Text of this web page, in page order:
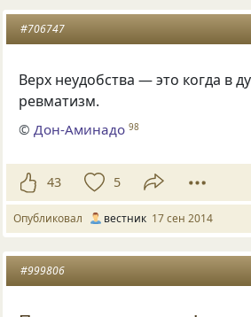
#706747
Верх неудобства — это когда в
ревматизм.
©Дон-Аминадо 98
43 5
Опубликовал вестник 17 сен 2014
#999806